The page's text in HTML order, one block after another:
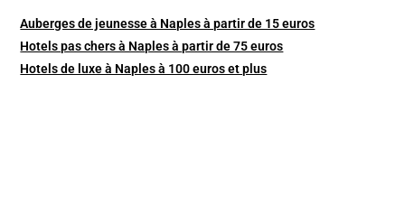
Auberges de jeunesse à Naples à partir de 15 euros
Hotels pas chers à Naples à partir de 75 euros
Hotels de luxe à Naples à 100 euros et plus